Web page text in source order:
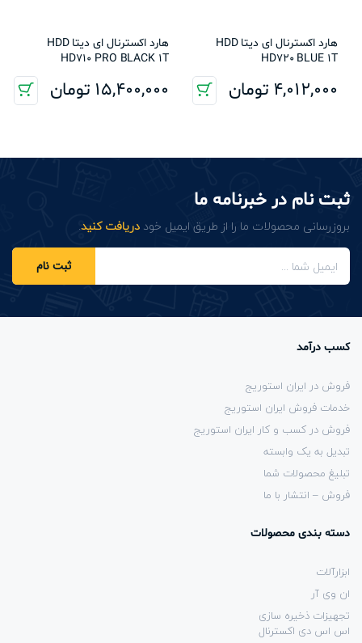
هارد اکسترنال ای دیتا HDD
HD720 BLUE 1T
4,012,000 تومان
هارد اکسترنال ای دیتا HDD
HD710 PRO BLACK 1T
15,400,000 تومان
ثبت نام در خبرنامه ما
بروزرسانی محصولات ما را از طریق ایمیل خود دریافت کنید.
ثبت نام
کسب درآمد
فروش در ایران استوریج
خدمات فروش ایران استوریج
فروش در کسب و کار ایران استوریج
تبدیل به یک وابسته
تبلیغ محصولات شما
فروش – انتشار با ما
دسته بندی محصولات
ابزارآلات
ان وی آر
تجهیزات ذخیره سازی
اس اس دی اکسترنال